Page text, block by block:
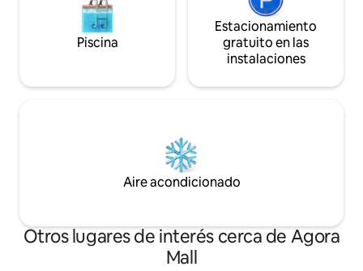
Piscina
Estacionamiento
gratuito en las
instalaciones
Aire acondicionado
Otros lugares de interés cerca de Agora
Mall